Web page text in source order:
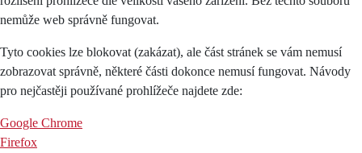
nemůže web správně fungovat.
Tyto cookies lze blokovat (zakázat), ale část stránek se vám nemusí
zobrazovat správně, některé části dokonce nemusí fungovat. Návody
pro nejčastěji používané prohlížeče najdete zde:
Google Chrome
Firefox